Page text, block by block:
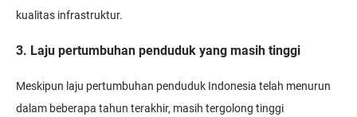
kualitas infrastruktur.
3. Laju pertumbuhan penduduk yang masih tinggi
Meskipun laju pertumbuhan penduduk Indonesia telah menurun
dalam beberapa tahun terakhir, masih tergolong tinggi